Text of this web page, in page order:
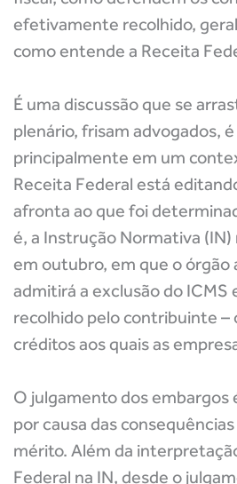
efetivamente recolhido,
como entende a Receita
É uma discussão que se
plenário, frisam advogados,
principalmente em um
Receita Federal está
afronta ao que foi
é, a Instrução Normativa (IN)
em outubro, em que o órgão
admitirá a exclusão do
recolhido pelo contribuinte –
créditos aos quais as
O julgamento dos embargos
por causa das
mérito. Além da
Federal na IN, desde o